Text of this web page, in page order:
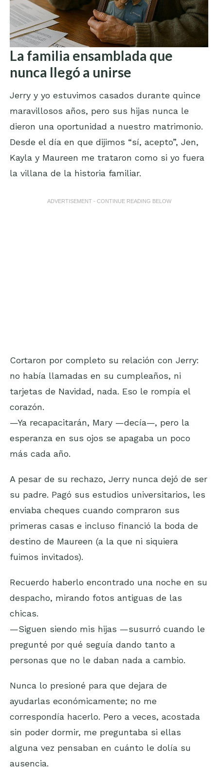
La familia ensamblada que
nunca llegó a unirse
Jerry y yo estuvimos casados durante quince
maravillosos años, pero sus hijas nunca le
dieron una oportunidad a nuestro matrimonio.
Desde el día en que dijimos “sí, acepto”, Jen,
Kayla y Maureen me trataron como si yo fuera
la villana de la historia familiar.
ADVERTISEMENT - CONTINUE READING BELOW
Cortaron por completo su relación con Jerry:
no había llamadas en su cumpleaños, ni
tarjetas de Navidad, nada. Eso le rompía el
corazón.
—Ya recapacitarán, Mary —decía—, pero la
esperanza en sus ojos se apagaba un poco
más cada año.
A pesar de su rechazo, Jerry nunca dejó de ser
su padre. Pagó sus estudios universitarios, les
enviaba cheques cuando compraron sus
primeras casas e incluso financió la boda de
destino de Maureen (a la que ni siquiera
fuimos invitados).
Recuerdo haberlo encontrado una noche en su
despacho, mirando fotos antiguas de las
chicas.
—Siguen siendo mis hijas —susurró cuando le
pregunté por qué seguía dando tanto a
personas que no le daban nada a cambio.
Nunca lo presioné para que dejara de
ayudarlas económicamente; no me
correspondía hacerlo. Pero a veces, acostada
sin poder dormir, me preguntaba si ellas
alguna vez pensaban en cuánto le dolía su
ausencia.